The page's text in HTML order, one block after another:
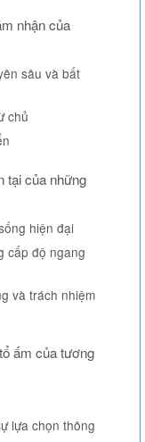
nhận của
sâu và bất
chủ
tại của những
hiện đại
cấp độ ngang
và trách nhiệm
ấm của tương
lựa chọn thông